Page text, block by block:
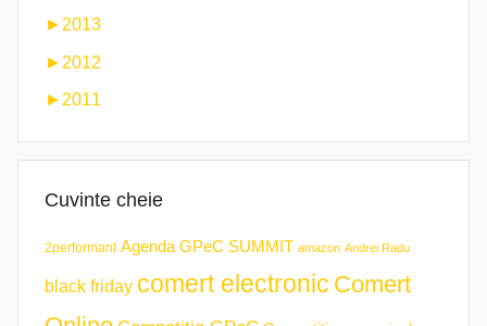
► 2013
► 2012
► 2011
Cuvinte cheie
2performant Agenda GPeC SUMMIT amazon Andrei Radu
black friday comert electronic Comert